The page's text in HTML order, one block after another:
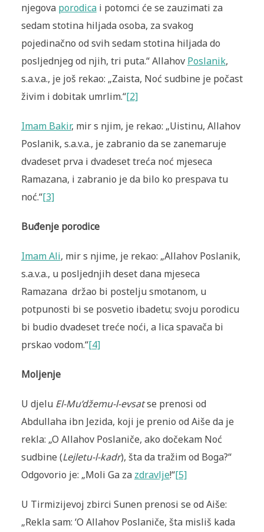
njegova porodicai potomci će se zauzimati za
sedam stotina hiljada osoba, za svakog
pojedinačno od svih sedam stotina hiljada do
posljednjeg od njih, tri puta.“ Allahov Poslanik,
s.a.v.a., je još rekao: „Zaista, Noć sudbine je počast
živim i dobitak umrlim.“[2]
Imam Bakir, mir s njim, je rekao: „Uistinu, Allahov
Poslanik, s.a.v.a., je zabranio da se zanemaruje
dvadeset prva i dvadeset treća noć mjeseca
Ramazana, i zabranio je da bilo ko prespava tu
noć.“[3]
Buđenje porodice
Imam Ali, mir s njime, je rekao: „Allahov Poslanik,
s.a.v.a., u posljednjih deset dana mjeseca
Ramazana držao bi postelju smotanom, u
potpunosti bi se posvetio ibadetu; svoju porodicu
bi budio dvadeset treće noći, a lica spavača bi
prskao vodom.“[4]
Moljenje
U djelu El-Mu’džemu-l-evsatse prenosi od
Abdullaha ibn Jezida, koji je prenio od Aiše da je
rekla: „O Allahov Poslaniče, ako dočekam Noć
sudbine (Lejletu-l-kadr), šta da tražim od Boga?“
Odgovorio je: „Moli Ga za zdravlje!“[5]
U Tirmizijevoj zbirci Sunen prenosi se od Aiše:
„Rekla sam: ‘O Allahov Poslaniče, šta misliš kada